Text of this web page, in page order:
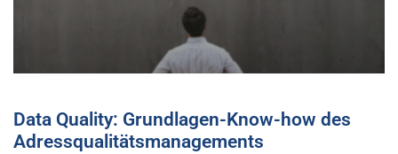
Data Quality: Grundlagen-Know-how des
Adressqualitätsmanagements